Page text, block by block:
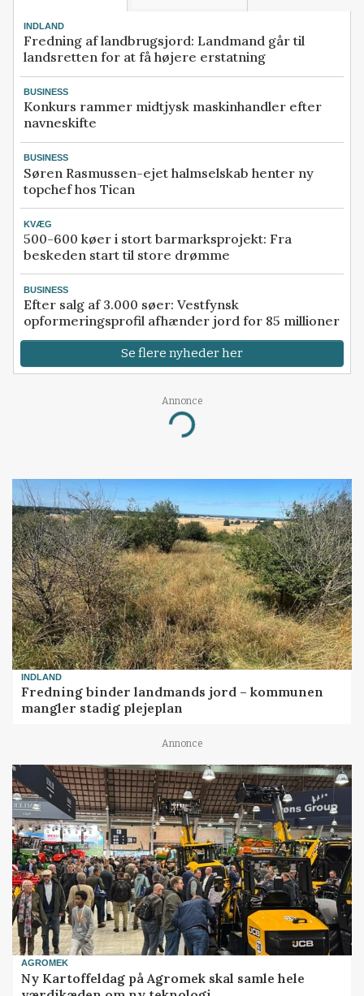
INDLAND
Fredning af landbrugsjord: Landmand går til
landsretten for at få højere erstatning
BUSINESS
Konkurs rammer midtjysk maskinhandler efter
navneskifte
BUSINESS
Søren Rasmussen-ejet halmselskab henter ny
topchef hos Tican
KVÆG
500-600 køer i stort barmarksprojekt: Fra
beskeden start til store drømme
BUSINESS
Efter salg af 3.000 søer: Vestfynsk
opformeringsprofil afhænder jord for 85 millioner
Se flere nyheder her
Annonce
Loading...
INDLAND
Fredning binder landmands jord – kommunen
mangler stadig plejeplan
Annonce
AGROMEK
Ny Kartoffeldag på Agromek skal samle hele